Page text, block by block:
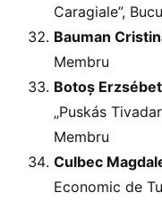
Caragiale”,
Bauman
Membru
Botoș
„Puskás
Membru
Culbec
Economic de